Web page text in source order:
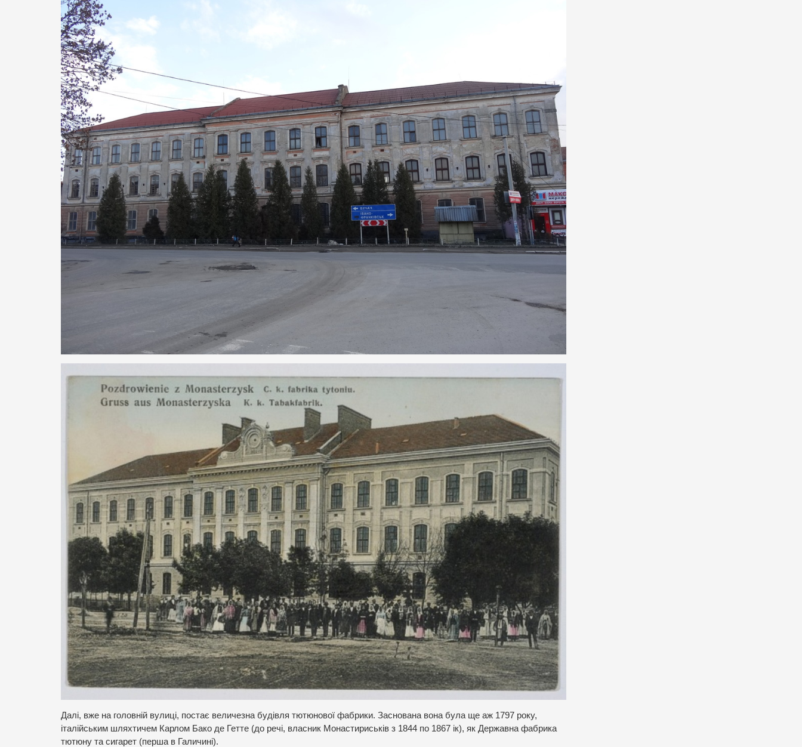
Далі, вже на головній вулиці, постає величезна будівля тютюнової фабрики. Заснована вона була ще аж 1797 року,
італійським шляхтичем Карлом Бако де Гетте (до речі, власник Монастириськів з 1844 по 1867 ік), як Державна фабрика
тютюну та сигарет (перша в Галичині).